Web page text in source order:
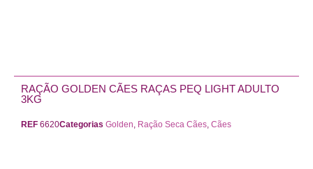
RAÇÃO GOLDEN CÃES RAÇAS PEQ LIGHT ADULTO
3KG
REF 6620Categorias Golden Ração Seca Cães Cães